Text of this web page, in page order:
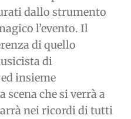
dallo strumento
l’evento. Il
di quello
di
insieme
scena che si verrà a
nei ricordi di tutti